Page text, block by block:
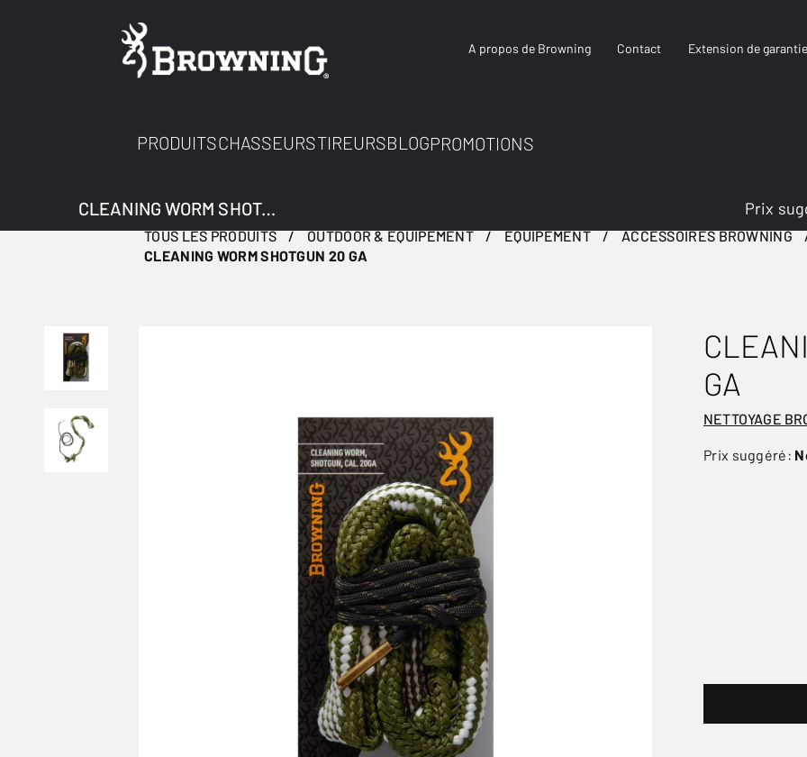
A propos de Browning Contact Extension de garantie
PRODUITSCHASSEURSTIREURSBLOGPROMOTIONS
TOUS LES PRODUITS OUTDOOR & EQUIPEMENT ÉQUIPEMENT
ACCESSOIRES BROWNING
CLEANING WORM SHOTGUN 20 GA
GA
NETTOYAGE
Prix suggéré:
CLEANING WORM SHOTGUN 20 GA Prix